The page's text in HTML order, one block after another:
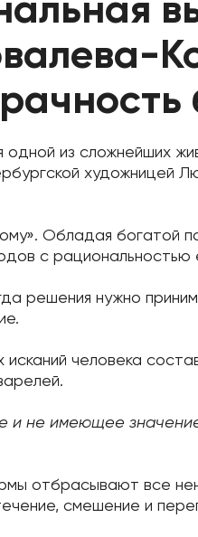
из сложнейших
художницей
Обладая богатой
с рациональностью
решения нужно
человека
и не имеющее
отбрасывают все
смешение и